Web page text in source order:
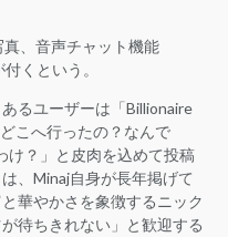
、音声チャット機能
くという。
るユーザーは「Billionaire
こへ行ったの？なんで
？」と皮肉を込めて投稿
、Minaj自身が長年掲げて
華やかさを象徴するニック
待ちきれない」と歓迎する